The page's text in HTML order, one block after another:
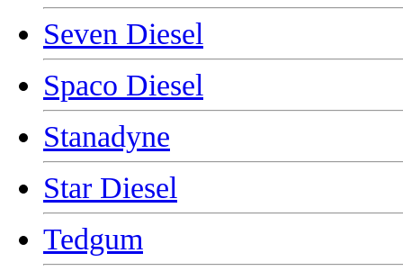
Seven Diesel
Spaco Diesel
Stanadyne
Star Diesel
Tedgum